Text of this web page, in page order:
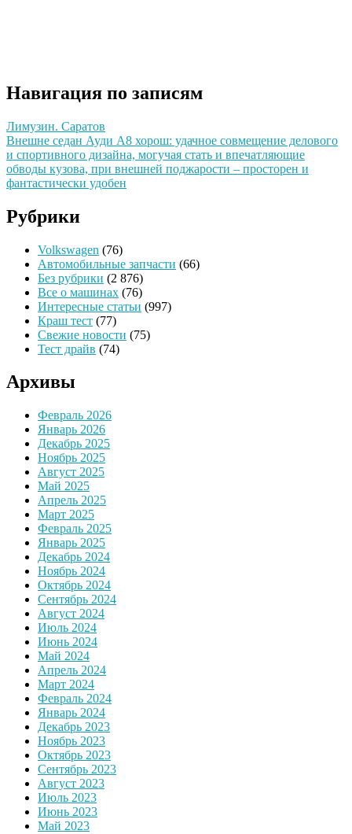
Навигация по записям
Лимузин. Саратов
Внешне седан Ауди А8 хорош: удачное совмещение делового
и спортивного дизайна, могучая стать и впечатляющие
обводы кузова, при внешней поджарости – просторен и
фантастически удобен
Рубрики
Volkswagen (76)
Автомобильные запчасти (66)
Без рубрики (2 876)
Все о машинах (76)
Интересные статьи (997)
Краш тест (77)
Свежие новости (75)
Тест драйв (74)
Архивы
Февраль 2026
Январь 2026
Декабрь 2025
Ноябрь 2025
Август 2025
Май 2025
Апрель 2025
Март 2025
Февраль 2025
Январь 2025
Декабрь 2024
Ноябрь 2024
Октябрь 2024
Сентябрь 2024
Август 2024
Июль 2024
Июнь 2024
Май 2024
Апрель 2024
Март 2024
Февраль 2024
Январь 2024
Декабрь 2023
Ноябрь 2023
Октябрь 2023
Сентябрь 2023
Август 2023
Июль 2023
Июнь 2023
Май 2023